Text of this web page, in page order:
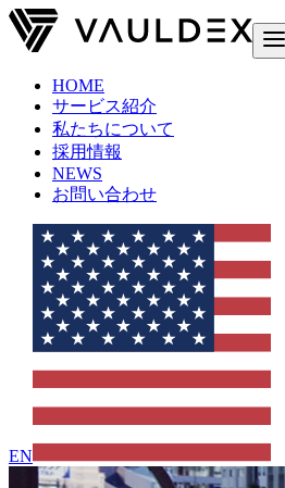
HOME
サービス紹介
私たちについて
採用情報
NEWS
お問い合わせ
EN